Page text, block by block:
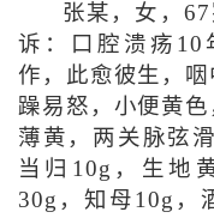
张某，女，
诉：口腔溃疡10
作，此愈彼生，
躁易怒，小便黄
薄黄，两关脉弦
当归10g，生地
30g，知母10g，